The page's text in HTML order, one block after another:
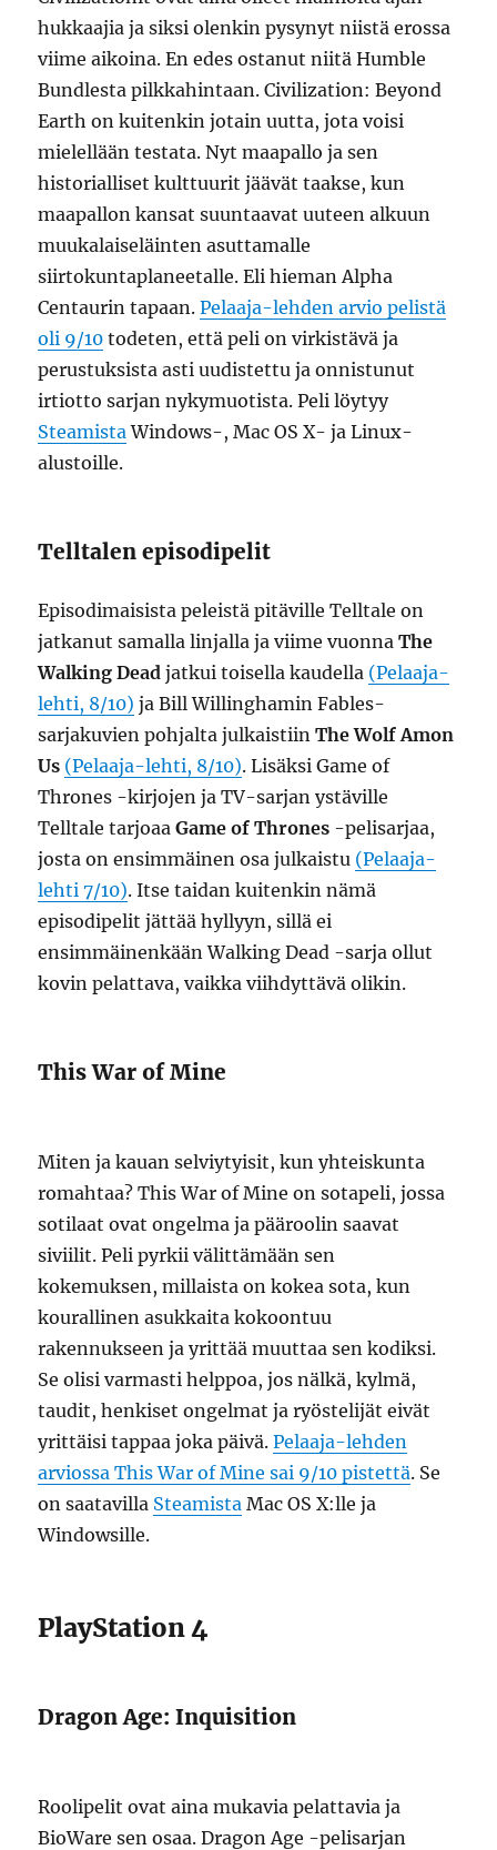
hukkaajia ja siksi olenkin pysynyt niistä erossa
viime aikoina. En edes ostanut niitä Humble
Bundlesta pilkkahintaan. Civilization: Beyond
Earth on kuitenkin jotain uutta, jota voisi
mielellään testata. Nyt maapallo ja sen
historialliset kulttuurit jäävät taakse, kun
maapallon kansat suuntaavat uuteen alkuun
muukalaiseläinten asuttamalle
siirtokuntaplaneetalle. Eli hieman Alpha
Centaurin tapaan.Pelaaja-lehden arvio pelistä
oli 9/10 todeten, että peli on virkistävä ja
perustuksista asti uudistettu ja onnistunut
irtiotto sarjan nykymuotista. Peli löytyy
SteamistaWindows-, Mac OS X- ja Linux-
alustoille.
Telltalen episodipelit
Episodimaisista peleistä pitäville Telltale on
jatkanut samalla linjalla ja viime vuonnaThe
Walking Dead jatkui toisella kaudella (Pelaaja-
lehti, 8/10) ja Bill Willinghamin Fables-
sarjakuvien pohjalta julkaistiinThe Wolf Amon
Us (Pelaaja-lehti, 8/10). Lisäksi Game of
Thrones -kirjojen ja TV-sarjan ystäville
Telltale tarjoaaGame of Thrones -pelisarjaa,
josta on ensimmäinen osa julkaistu (Pelaaja-
lehti 7/10). Itse taidan kuitenkin nämä
episodipelit jättää hyllyyn, sillä ei
ensimmäinenkään Walking Dead -sarja ollut
kovin pelattava, vaikka viihdyttävä olikin.
This War of Mine
Miten ja kauan selviytyisit, kun yhteiskunta
romahtaa? This War of Mine on sotapeli, jossa
sotilaat ovat ongelma ja pääroolin saavat
siviilit. Peli pyrkii välittämään sen
kokemuksen, millaista on kokea sota, kun
kourallinen asukkaita kokoontuu
rakennukseen ja yrittää muuttaa sen kodiksi.
Se olisi varmasti helppoa, jos nälkä, kylmä,
taudit, henkiset ongelmat ja ryöstelijät eivät
yrittäisi tappaa joka päivä.Pelaaja-lehden
arviossa This War of Mine sai 9/10 pistettä. Se
on saatavilla Steamista Mac OS X:lle ja
Windowsille.
PlayStation 4
Dragon Age: Inquisition
Roolipelit ovat aina mukavia pelattavia ja
BioWare sen osaa. Dragon Age -pelisarjan